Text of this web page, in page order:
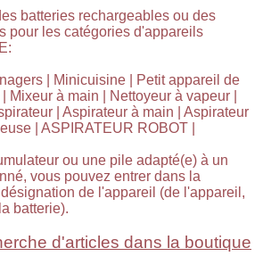
batteries rechargeables ou des
pour les catégories d'appareils
| Minicuisine | Petit appareil de
Mixeur à main | Nettoyeur à vapeur |
| Aspirateur à main | Aspirateur
| ASPIRATEUR ROBOT |
ou une pile adapté(e) à un
vous pouvez entrer dans la
de l'appareil (de l'appareil,
batterie).
d'articles dans la boutique